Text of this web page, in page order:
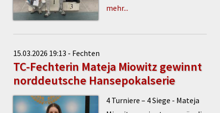
mehr...
15.03.2026 19:13 - Fechten
TC-Fechterin Mateja Miowitz gewinnt
norddeutsche Hansepokalserie
4 Turniere – 4 Siege - Mateja